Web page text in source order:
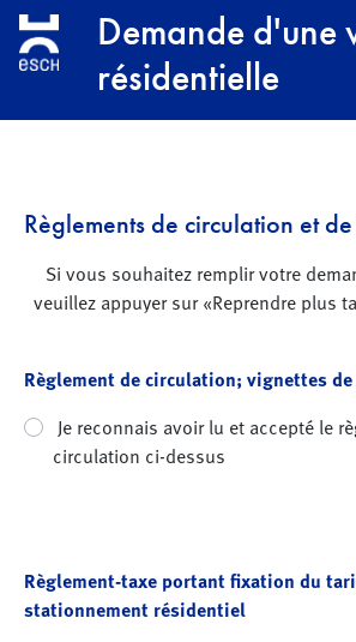
Aller au contenu principalDemande d'une
résidentielle
Règlements de circulation et
Si vous souhaitez remplir votre
veuillez appuyer sur «Reprendre plus
Règlement de circulation; vignettes
Je reconnais avoir lu et accepté le
circulation ci-dessus
Règlement-taxe portant fixation du
stationnement résidentiel